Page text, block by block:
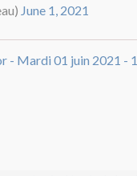
June 1, 2021